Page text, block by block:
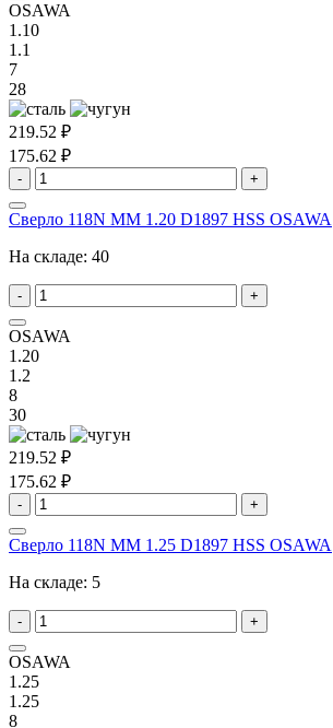
OSAWA
1.10
1.1
7
28
219.52 ₽
175.62 ₽
- +
Сверло 118N MM 1.20 D1897 HSS OSAWA
На складе: 40
- +
OSAWA
1.20
1.2
8
30
219.52 ₽
175.62 ₽
- +
Сверло 118N MM 1.25 D1897 HSS OSAWA
На складе: 5
- +
OSAWA
1.25
1.25
8